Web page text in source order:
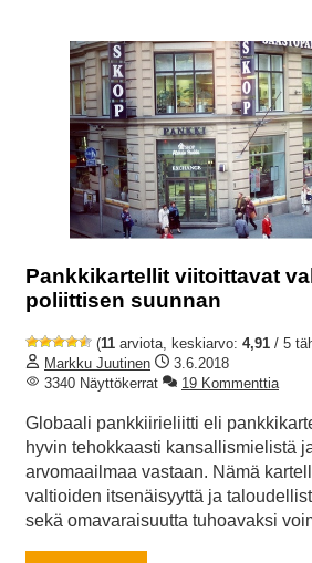
Pankkikartellit viitoittavat
poliittisen suunnan
(11 arviota, keskiarvo: 4,91 / 5
Markku Juutinen
3.6.2018
3340 Näyttökerrat
19 Kommenttia
Globaali pankkiirieliitti eli
hyvin tehokkaasti kansallismielistä
arvomaailmaa vastaan. Nämä
valtioiden itsenäisyyttä ja
sekä omavaraisuutta tuhoavaksi